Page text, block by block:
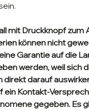
mit Druckknopf zum
können nicht
Garantie auf die
werden, weil sich
darauf
ein Kontakt-
gegeben. Es